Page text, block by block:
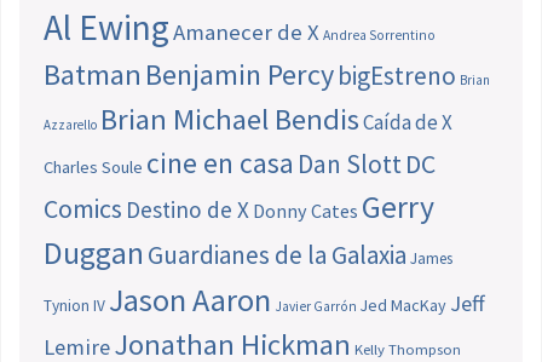
Al EwingAmanecer de X Andrea Sorrentino
Batman Benjamin PercybigEstreno Brian
Azzarello Brian Michael BendisCaída de X
Charles Soule cine en casa Dan SlottDC
Comics Destino de X Donny Cates Gerry
Duggan Guardianes de la Galaxia James
Tynion IV Jason Aaron Javier Garrón Jed MacKay Jeff
LemireJonathan Hickman Kelly Thompson